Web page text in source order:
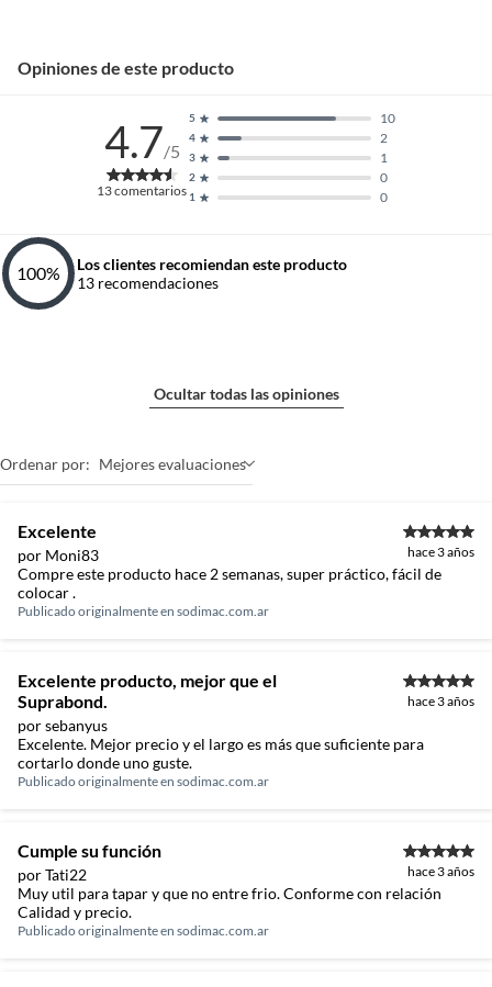
Opiniones de este producto
4.7/5
13comentarios 1 0
2 0
3 1
4 2
5 10
100%
Los clientes recomiendan este producto
13 recomendaciones
Ocultar todas las opiniones
Ordenar por: Mejores evaluaciones
Excelente
por Moni83 hace 3 años
Compre este producto hace 2 semanas, super práctico, fácil de
colocar .
Publicado originalmente en sodimac.com.ar
Excelente producto, mejor que el
Suprabond.
por sebanyus
hace 3 años
Excelente. Mejor precio y el largo es más que suficiente para
cortarlo donde uno guste.
Publicado originalmente en sodimac.com.ar
Cumple su función
por Tati22 hace 3 años
Muy util para tapar y que no entre frio. Conforme con relación
Calidad y precio.
Publicado originalmente en sodimac.com.ar